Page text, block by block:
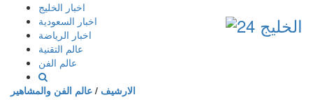
إذهب
المحتوى
اخبار الخليج
اخبار السعودية
اخبار الرياضة
عالم التقنية
عالم الفن
الارشيف / عالم الفن والمشاهير